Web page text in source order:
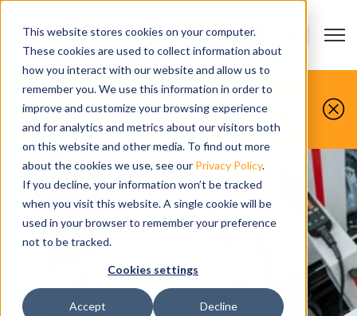
This website stores cookies on your computer.
These cookies are used to collect information about
how you interact with our website and allow us to
remember you. We use this information in order to
improve and customize your browsing experience
and for analytics and metrics about our visitors both
on this website and other media. To find out more
about the cookies we use, see our Privacy Policy.
If you decline, your information won’t be tracked
when you visit this website. A single cookie will be
used in your browser to remember your preference
not to be tracked.
Cookies settings
Accept Decline
Open
KONTAKT Show
Sie machen es, wir simulieren es.
Buchen Sie noch heute Ihre kostenlose
Demo.